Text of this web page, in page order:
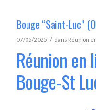
Bouge “Saint-Luc”
07/05/2025 / dans Réunion
Réunion en
Bouge-St